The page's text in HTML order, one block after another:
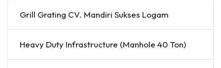
Grill Grating CV. Mandiri Sukses Logam
Heavy Duty Infrastructure (Manhole 40 Ton)